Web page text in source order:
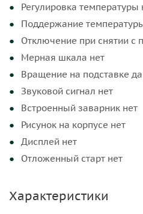
Регулировка
Поддержание
Отключение при снятии с
Мерная шкала нет
Вращение на подставке да
Звуковой сигнал нет
Встроенный заварник нет
Рисунок на корпусе нет
Дисплей нет
Отложенный старт нет
Характеристики